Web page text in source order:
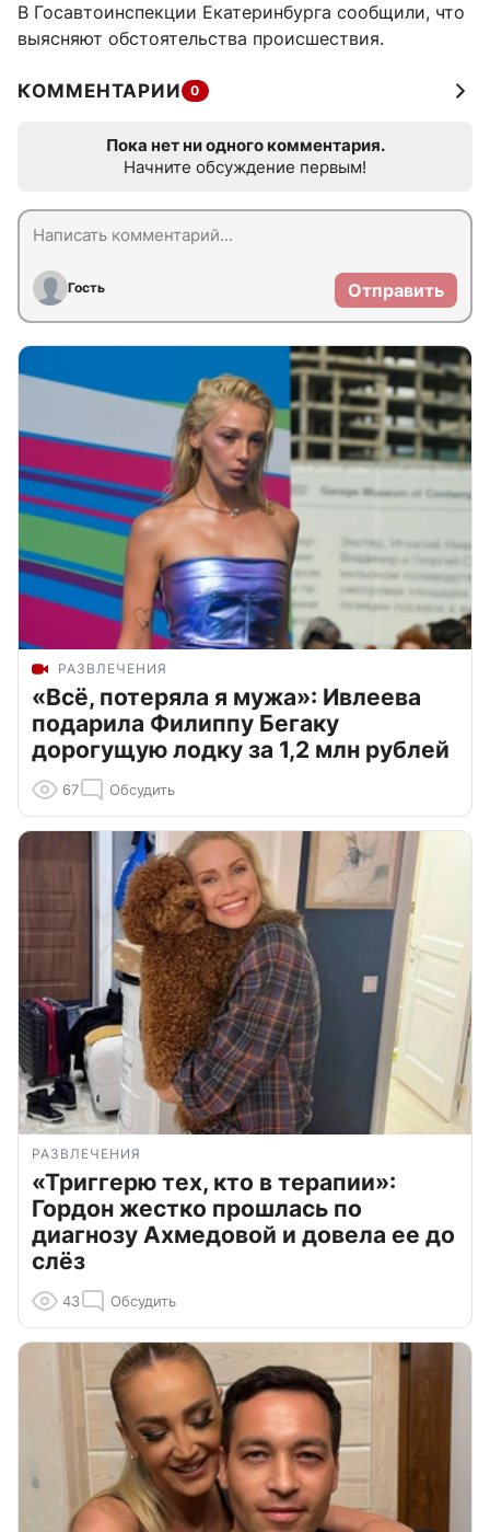
В Госавтоинспекции Екатеринбурга сообщили, что
выясняют обстоятельства происшествия.
КОММЕНТАРИИ 0
Пока нет ни одного комментария.
Начните обсуждение первым!
Гость Отправить
РАЗВЛЕЧЕНИЯ
«Всё, потеряла я мужа»: Ивлеева
подарила Филиппу Бегаку
дорогущую лодку за 1,2 млн рублей
67 Обсудить
РАЗВЛЕЧЕНИЯ
«Триггерю тех, кто в терапии»:
Гордон жестко прошлась по
диагнозу Ахмедовой и довела ее до
слёз
43 Обсудить